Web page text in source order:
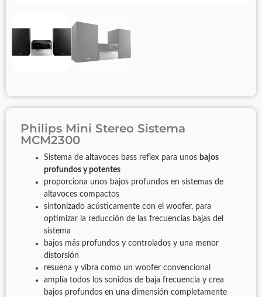
Philips Mini Stereo Sistema
MCM2300
Sistema de altavoces bass reflex para unos bajos
profundos y potentes
proporciona unos bajos profundos en sistemas de
altavoces compactos
sintonizado acústicamente con el woofer, para
optimizar la reducción de las frecuencias bajas del
sistema
bajos más profundos y controlados y una menor
distorsión
resuena y vibra como un woofer convencional
amplía todos los sonidos de baja frecuencia y crea
bajos profundos en una dimensión completamente